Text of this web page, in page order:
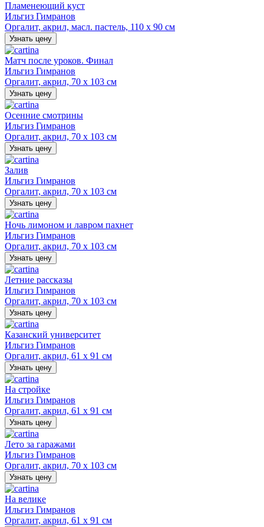
Пламенеющий куст
Ильгиз Гимранов
Оргалит, акрил, масл. пастель, 110 х 90 см
Узнать цену
Матч после уроков. Финал
Ильгиз Гимранов
Оргалит, акрил, 70 х 103 см
Узнать цену
Осенние смотрины
Ильгиз Гимранов
Оргалит, акрил, 70 х 103 см
Узнать цену
Залив
Ильгиз Гимранов
Оргалит, акрил, 70 х 103 см
Узнать цену
Ночь лимоном и лавром пахнет
Ильгиз Гимранов
Оргалит, акрил, 70 х 103 см
Узнать цену
Летние рассказы
Ильгиз Гимранов
Оргалит, акрил, 70 х 103 см
Узнать цену
Казанский университет
Ильгиз Гимранов
Оргалит, акрил, 61 х 91 см
Узнать цену
На стройке
Ильгиз Гимранов
Оргалит, акрил, 61 х 91 см
Узнать цену
Лето за гаражами
Ильгиз Гимранов
Оргалит, акрил, 70 х 103 см
Узнать цену
На велике
Ильгиз Гимранов
Оргалит, акрил, 61 х 91 см